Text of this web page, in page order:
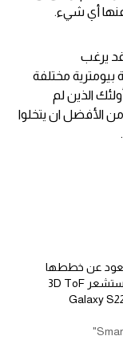
أي شيء.
يرغب
مختلفة
الذين لم
الأفضل ان يتخلوا
عن خططها
لإستخدام مستشعر 3D ToF